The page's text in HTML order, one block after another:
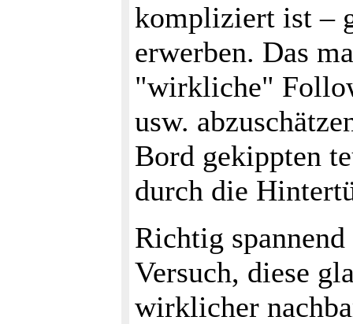
kompliziert ist –
erwerben. Das
"wirkliche"
usw.
Bord gekippten
durch die
Richtig
Versuch, diese
wirklicher